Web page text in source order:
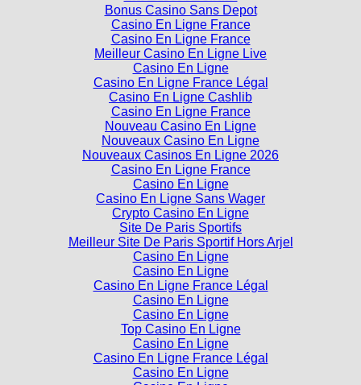
Casino En Ligne France
Casino En Ligne France
Meilleur Casino En Ligne Live
Casino En Ligne
Casino En Ligne France Légal
Casino En Ligne Cashlib
Casino En Ligne France
Nouveau Casino En Ligne
Nouveaux Casino En Ligne
Nouveaux Casinos En Ligne 2026
Casino En Ligne France
Casino En Ligne
Casino En Ligne Sans Wager
Crypto Casino En Ligne
Site De Paris Sportifs
Meilleur Site De Paris Sportif Hors Arjel
Casino En Ligne
Casino En Ligne
Casino En Ligne France Légal
Casino En Ligne
Casino En Ligne
Top Casino En Ligne
Casino En Ligne
Casino En Ligne France Légal
Casino En Ligne
Casino En Ligne